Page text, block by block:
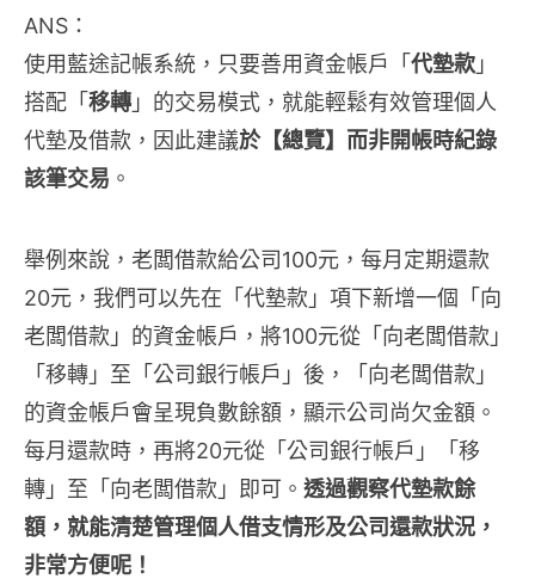
ANS：
使用藍途記帳系統，只要善用資金帳戶「 代墊款 」
搭配「 移轉 」的交易模式，就能輕鬆有效管理個人
代墊及借款，因此建議於【總覽】而非開帳時紀錄
該筆交易 。
舉例來說，老闆借款給公司100元，每月定期還款
20元，我們可以先在「代墊款」項下新增一個「向
老闆借款」的資金帳戶，將100元從「向老闆借款」
「移轉」至「公司銀行帳戶」後，「向老闆借款」
的資金帳戶會呈現負數餘額，顯示公司尚欠金額。
每月還款時，再將20元從「公司銀行帳戶」「移
轉」至「向老闆借款」即可。 透過觀察代墊款餘
額，就能清楚管理個人借支情形及公司還款狀況，
非常方便呢！